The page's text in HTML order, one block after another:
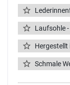
Laufsohle
Hergestellt
Schmale